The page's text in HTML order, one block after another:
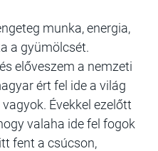
munka, energia,
a gyümölcsét.
előveszem a nemzeti
ért fel ide a világ
Évekkel ezelőtt
valaha ide fel fogok
fent a csúcson,